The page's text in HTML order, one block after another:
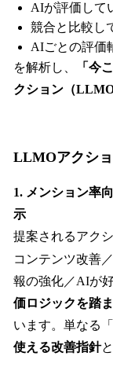
AIが評価して
競合と比較し
AIごとの評
を解析し、
「今
クション（
LLMOアクシ
1. メンション率
示
提案されるアクシ
コンテンツ改善
報の強化／AIが
価ロジックを踏
います。単なる
使える改善指針